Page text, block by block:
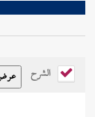
الشرح